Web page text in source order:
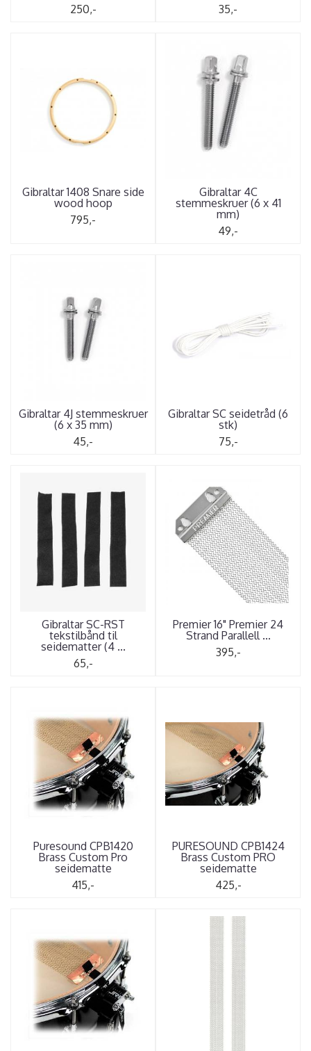
250,-
35,-
Gibraltar 1408 Snare side
wood hoop
795,-
Gibraltar 4C
stemmeskruer (6 x 41
mm)
49,-
Gibraltar 4J stemmeskruer
(6 x 35 mm)
45,-
Gibraltar SC seidetråd (6
stk)
75,-
Gibraltar SC-RST
tekstilbånd til
seidematter (4 ...
65,-
Premier 16" Premier 24
Strand Parallell ...
395,-
Puresound CPB1420
Brass Custom Pro
seidematte
415,-
PURESOUND CPB1424
Brass Custom PRO
seidematte
425,-